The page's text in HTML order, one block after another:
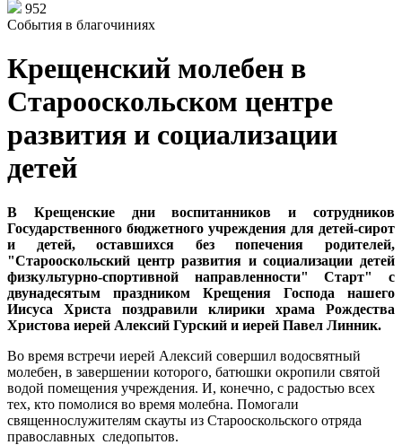
952
События в благочиниях
Крещенский молебен в
Старооскольском центре
развития и социализации
детей
В Крещенские дни воспитанников и сотрудников
Государственного бюджетного учреждения для детей-сирот
и детей, оставшихся без попечения родителей,
"Старооскольский центр развития и социализации детей
физкультурно-спортивной направленности" Старт" с
двунадесятым праздником Крещения Господа нашего
Иисуса Христа поздравили клирики храма Рождества
Христова иерей Алексий Гурский и иерей Павел Линник.
Во время встречи иерей Алексий совершил водосвятный
молебен, в завершении которого, батюшки окропили святой
водой помещения учреждения. И, конечно, с радостью всех
тех, кто помолися во время молебна. Помогали
священнослужителям скауты из Старооскольского отряда
православных следопытов.